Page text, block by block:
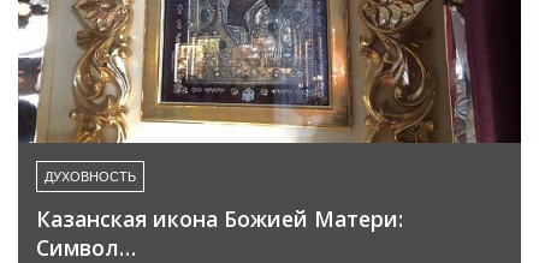
ДУХОВНОСТЬ
Казанская икона Божией Матери:
Символ…